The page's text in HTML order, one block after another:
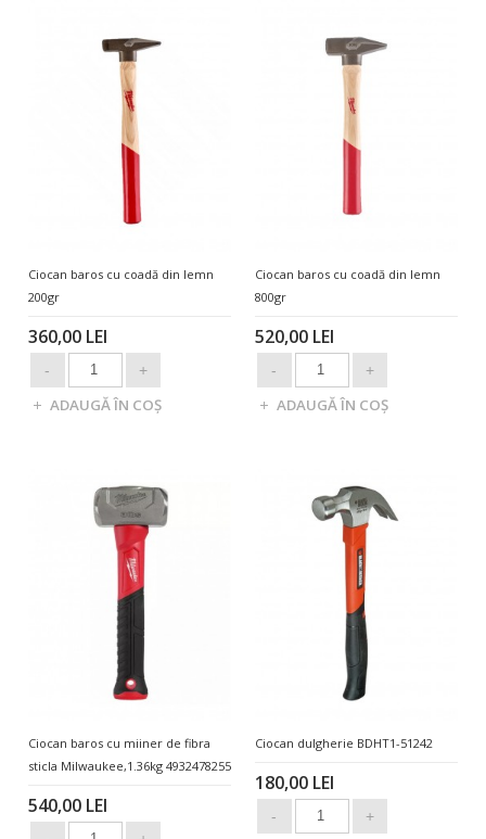
Ciocan baros cu coadă din lemn
200gr
360,00 LEI
Ciocan baros cu coadă din lemn
800gr
520,00 LEI
Ciocan baros cu miiner de fibra
sticla Milwaukee,1.36kg 4932478255
540,00 LEI
Ciocan dulgherie BDHT1-51242
180,00 LEI